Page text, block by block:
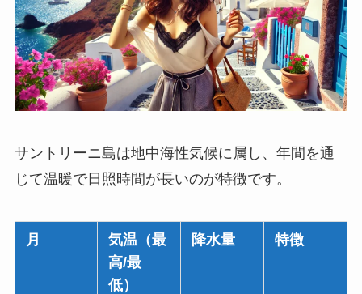
サントリーニ島は地中海性気候に属し、年間を通
じて温暖で日照時間が長いのが特徴です。
月
気温（最
高/最
低）
降水量 特徴